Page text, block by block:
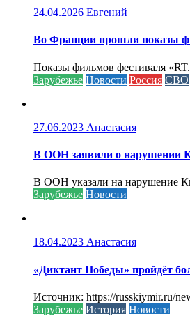
24.04.2026 Евгений
Во Франции прошли показы
Показы фильмов фестиваля
Зарубежье Новости Россия СВО
27.06.2023 Анастасия
В ООН заявили о нарушении
В ООН указали на нарушение
Зарубежье Новости
18.04.2023 Анастасия
«Диктант Победы» пройдёт
Источник: https://russkiymir.ru/
Зарубежье История Новости